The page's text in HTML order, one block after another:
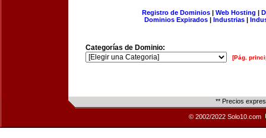
Registro de Dominios| Web Hosting |
Dominios Expirados | Industrias |
Categorías de Dominio:
[Pág.
** Precios
© 2002/2022 Solo10.com